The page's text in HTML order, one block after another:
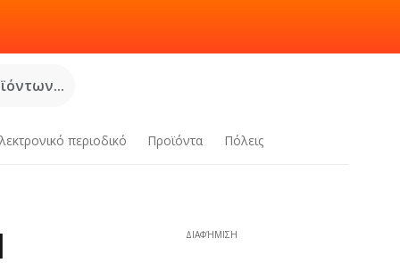
περιοδικό Προϊόντα Πόλεις
ΔΙΑΦΉΜΙΣΗ